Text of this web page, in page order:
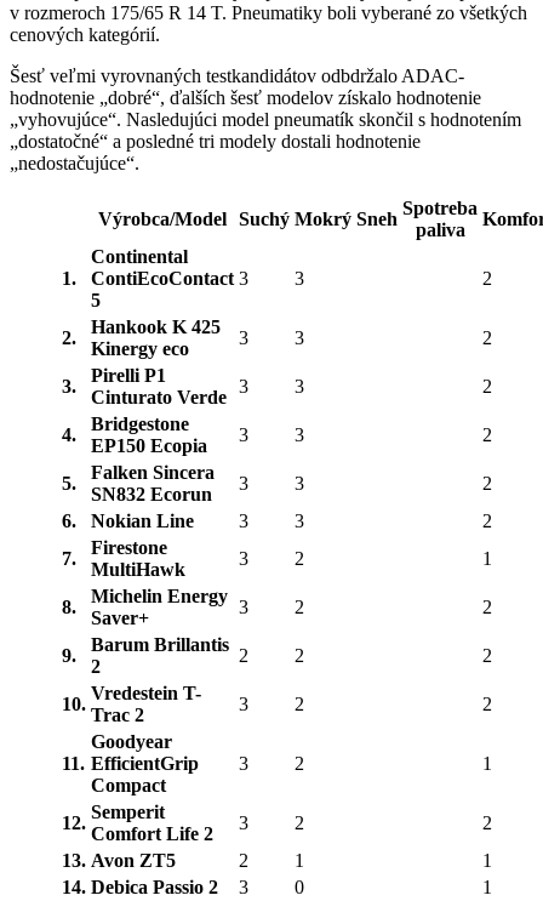
v rozmeroch 175/65 R 14 T. Pneumatiky boli vyberané zo všetkých
cenových kategórií.
Šesť veľmi vyrovnaných testkandidátov odbdržalo ADAC-
hodnotenie „dobré“, ďalších šesť modelov získalo hodnotenie
„vyhovujúce“. Nasledujúci model pneumatík skončil s hodnotením
„dostatočné“ a posledné tri modely dostali hodnotenie
„nedostačujúce“.
Výrobca/Model Suchý Mokrý Sneh
Spotreba
paliva
1.
Continental
ContiEcoContact
5
3 3 2
2.
Hankook K 425
Kinergy eco
3 3 2
3.
Pirelli P1
Cinturato Verde
3 3 2
4.
Bridgestone
EP150 Ecopia
3 3 2
5.
Falken Sincera
SN832 Ecorun
3 3
2
6.
Nokian Line 3 3
2
7.
Firestone
MultiHawk
3 2 1
8.
Michelin Energy
Saver+
3 2 2
9.
Barum Brillantis
2
2 2 2
10.
Vredestein T-
Trac 2
3 2 2
11.
Goodyear
EfficientGrip
Compact
3 2 1
12.
Semperit
Comfort Life 2
3 2
2
13. Avon ZT5 2 1
1
14. Debica Passio 2 3 0
1